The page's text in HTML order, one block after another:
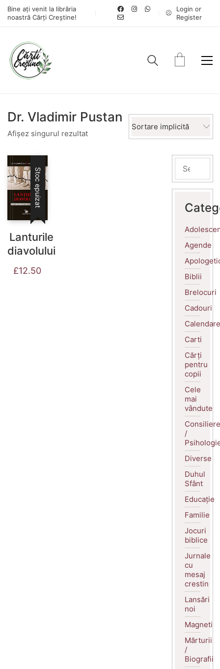
Bine ați venit la librăria
noastră Cărți Creștine!
Login or
Register
Dr. Vladimir Pustan
Afișez singurul rezultat
Sortare implicită
Stoc epuizat
Lanturile
diavolului
£12.50
Agende
Biblii
Brelocuri
Cadouri
Calendare
Carti
Cărți
pentru
copii
Cele
mai
vândute
Consiliere
/
Diverse
Duhul
Sfânt
Educație
Familie
Jocuri
biblice
Jurnale
cu
mesaj
crestin
Lansări
noi
Magneti
Mărturii
/
Biografii